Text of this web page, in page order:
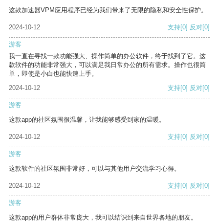
这款加速器VPM应用程序已经为我们带来了无限的隐私和安全性保护。
2024-10-12 支持[0] 反对[0]
游客
我一直在寻找一款功能强大、操作简单的办公软件，终于找到了它。这
款软件的功能非常强大，可以满足我日常办公的所有需求。操作也很简
单，即使是小白也能快速上手。
2024-10-12
支持[0] 反对[0]
游客
这款app的社区氛围很温馨，让我能够感受到家的温暖。
2024-10-12 支持[0] 反对[0]
游客
这款软件的社区氛围非常好，可以与其他用户交流学习心得。
2024-10-12 支持[0] 反对[0]
游客
这款app的用户群体非常庞大，我可以结识到来自世界各地的朋友。